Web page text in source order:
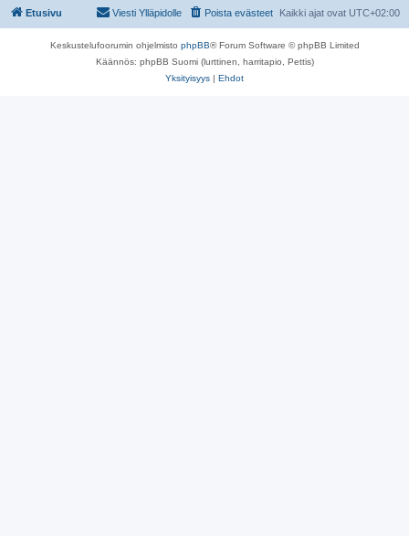
Etusivu Kaikki ajat ovat UTC+02:00
Poista evästeet
Viesti Ylläpidolle
Keskustelufoorumin ohjelmisto phpBB® Forum Software © phpBB Limited
Käännös: phpBB Suomi (lurttinen, harritapio, Pettis)
Yksityisyys | Ehdot